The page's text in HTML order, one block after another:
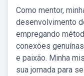
Como mentor,
desenvolvimento
empregando
conexões
e paixão. Minha
sua jornada para